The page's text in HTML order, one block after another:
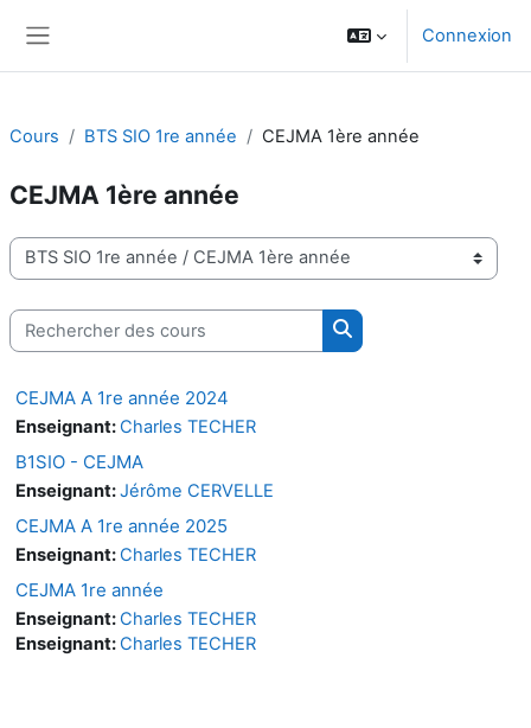
Connexion
Cours BTS SIO 1re année CEJMA 1ère année
CEJMA 1ère année
Catégories de cours
Rechercher des cours
Rechercher des cours
CEJMA A 1re année 2024
Enseignant:Charles TECHER
B1SIO - CEJMA
Enseignant:Jérôme CERVELLE
CEJMA A 1re année 2025
Enseignant:Charles TECHER
CEJMA 1re année
Enseignant:Charles TECHER
Enseignant:Charles TECHER